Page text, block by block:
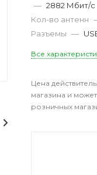
ДОПОЛНИТЕЛЬНО
— 2882 Мбит/с
Кол-во антенн
Разъемы —
Все
Цена
магазина и
розничных